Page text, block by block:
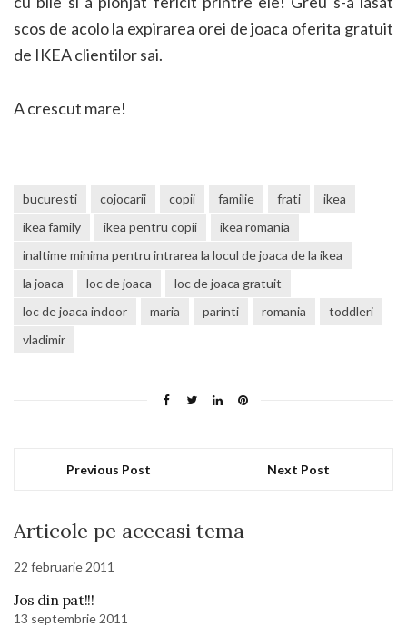
scos de acolo la expirarea orei de joaca oferita gratuit
de IKEA clientilor sai.
A crescut mare!
bucuresti cojocarii copii familie frati
ikea
ikea family
ikea pentru copii
ikea romania
inaltime minima pentru intrarea la locul de joaca de la ikea
la joaca
loc de joaca
loc de joaca gratuit
loc de joaca indoor
maria parinti romania
toddleri
vladimir
Previous Post Next Post
Articole pe aceeasi tema
22 februarie 2011
Jos din pat!!!
13 septembrie 2011